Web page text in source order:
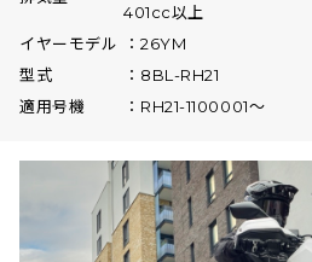
401cc以上
イヤーモデル
26YM
型式
8BL-RH21
適用号機
RH21-1100001～